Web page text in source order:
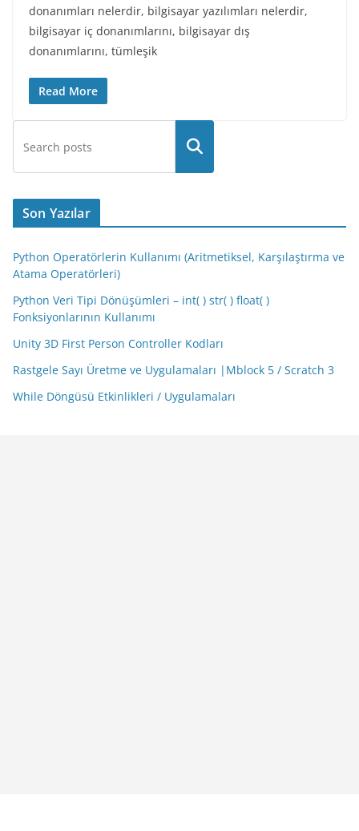
donanımları nelerdir, bilgisayar yazılımları nelerdir,
bilgisayar iç donanımlarını, bilgisayar dış
donanımlarını, tümleşik
Read More
Son Yazılar
Python Operatörlerin Kullanımı (Aritmetiksel, Karşılaştırma ve
Atama Operatörleri)
Python Veri Tipi Dönüşümleri – int( ) str( ) float( )
Fonksiyonlarının Kullanımı
Unity 3D First Person Controller Kodları
Rastgele Sayı Üretme ve Uygulamaları |Mblock 5 / Scratch 3
While Döngüsü Etkinlikleri / Uygulamaları